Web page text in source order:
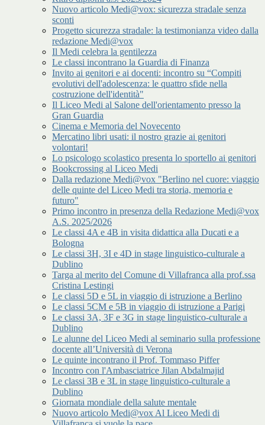
Nuovo articolo Medi@vox: sicurezza stradale senza
sconti
Progetto sicurezza stradale: la testimonianza video dalla
redazione Medi@vox
Il Medi celebra la gentilezza
Le classi incontrano la Guardia di Finanza
Invito ai genitori e ai docenti: incontro su “Compiti
evolutivi dell'adolescenza: le quattro sfide nella
costruzione dell'identità"
Il Liceo Medi al Salone dell'orientamento presso la
Gran Guardia
Cinema e Memoria del Novecento
Mercatino libri usati: il nostro grazie ai genitori
volontari!
Lo psicologo scolastico presenta lo sportello ai genitori
Bookcrossing al Liceo Medi
Dalla redazione Medi@vox "Berlino nel cuore: viaggio
delle quinte del Liceo Medi tra storia, memoria e
futuro"
Primo incontro in presenza della Redazione Medi@vox
A.S. 2025/2026
Le classi 4A e 4B in visita didattica alla Ducati e a
Bologna
Le classi 3H, 3I e 4D in stage linguistico-culturale a
Dublino
Targa al merito del Comune di Villafranca alla prof.ssa
Cristina Lestingi
Le classi 5D e 5L in viaggio di istruzione a Berlino
Le classi 5CM e 5B in viaggio di istruzione a Parigi
Le classi 3A, 3F e 3G in stage linguistico-culturale a
Dublino
Le alunne del Liceo Medi al seminario sulla professione
docente all’Università di Verona
Le quinte incontrano il Prof. Tommaso Piffer
Incontro con l'Ambasciatrice Jilan Abdalmajid
Le classi 3B e 3L in stage linguistico-culturale a
Dublino
Giornata mondiale della salute mentale
Nuovo articolo Medi@vox Al Liceo Medi di